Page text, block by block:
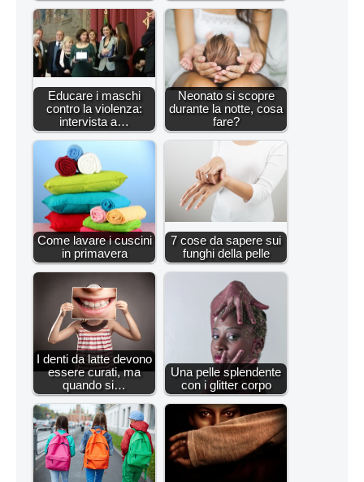
Educare i maschi
contro la violenza:
intervista a…
Neonato si scopre
durante la notte, cosa
fare?
Come lavare i cuscini
in primavera
7 cose da sapere sui
funghi della pelle
I denti da latte devono
essere curati, ma
quando si…
Una pelle splendente
con i glitter corpo